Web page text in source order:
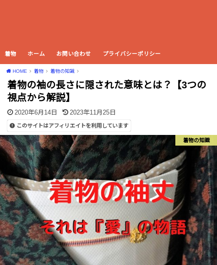
着物 ホーム お問い合わせ プライバシーポリシー
HOME 着物 着物の知識
着物の袖の長さに隠された意味とは？【3つの
視点から解説】
2020年6月14日 2023年11月25日
このサイトはアフィリエイトを利用しています
着物の知識